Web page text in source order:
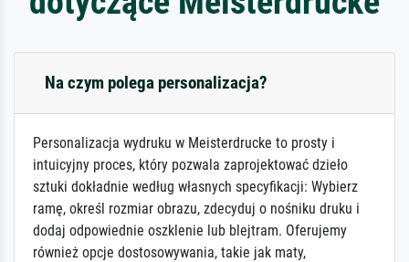
Na czym polega personalizacja?
Personalizacja wydruku w Meisterdrucke to prosty i
intuicyjny proces, który pozwala zaprojektować dzieło
sztuki dokładnie według własnych specyfikacji: Wybierz
ramę, określ rozmiar obrazu, zdecyduj o nośniku druku i
dodaj odpowiednie oszklenie lub blejtram. Oferujemy
również opcje dostosowywania, takie jak maty,